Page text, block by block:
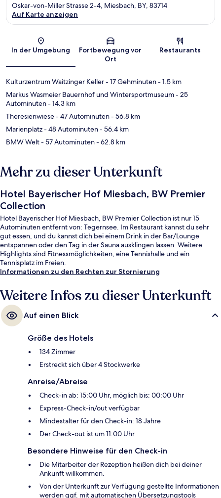
Karte
Oskar-von-Miller Strasse 2-4, Miesbach, BY, 83714
Auf Karte anzeigen
In der Umgebung
Fortbewegung vor
Ort
Restaurants
Kulturzentrum Waitzinger Keller- 17 Gehminuten- 1.5 km
Markus Wasmeier Bauernhof und Wintersportmuseum- 25
Autominuten- 14.3 km
Theresienwiese- 47 Autominuten- 56.8 km
Marienplatz- 48 Autominuten- 56.4 km
BMW Welt- 57 Autominuten- 62.8 km
Mehr zu dieser Unterkunft
Hotel Bayerischer Hof Miesbach, BW Premier
Collection
Hotel Bayerischer Hof Miesbach, BW Premier Collection ist nur 15
Autominuten entfernt von: Tegernsee. Im Restaurant kannst du sehr
gut essen, und du kannst dich bei einem Drink in der Bar/Lounge
entspannen oder den Tag in der Sauna ausklingen lassen. Weitere
Highlights sind Fitnessmöglichkeiten, eine Tennishalle und ein
Tennisplatz im Freien.
Informationen zu den Rechten zur Stornierung
Weitere Infos zu dieser Unterkunft
Auf einen Blick
Größe des Hotels
134 Zimmer
Erstreckt sich über 4 Stockwerke
Anreise/Abreise
Check-in ab: 15:00 Uhr, möglich bis: 00:00 Uhr
Express-Check-in/out verfügbar
Mindestalter für den Check-in: 18 Jahre
Der Check-out ist um 11:00 Uhr
Besondere Hinweise für den Check-in
Die Mitarbeiter der Rezeption heißen dich bei deiner
Ankunft willkommen.
Von der Unterkunft zur Verfügung gestellte Informationen
werden ggf. mit automatischen Übersetzungstools